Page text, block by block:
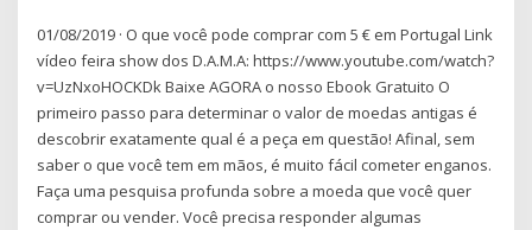
01/08/2019 · O que você pode comprar com 5 € em Portugal Link
vídeo feira show dos D.A.M.A: https://www.youtube.com/watch?
v=UzNxoHOCKDk Baixe AGORA o nosso Ebook Gratuito O
primeiro passo para determinar o valor de moedas antigas é
descobrir exatamente qual é a peça em questão! Afinal, sem
saber o que você tem em mãos, é muito fácil cometer enganos.
Faça uma pesquisa profunda sobre a moeda que você quer
comprar ou vender. Você precisa responder algumas